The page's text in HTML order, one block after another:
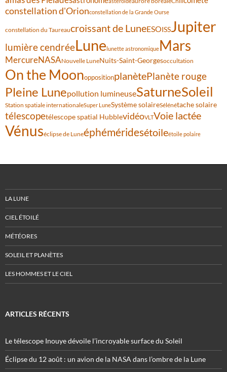
constellation d'Orionconstellation de la Grande Ourse
constellation du Taureaucroissant de LuneESOISSJupiter
lumière cendréeLunelunette astronomiqueMars
MercureNASANouvelle LuneNuits-Saint-Georgesoccultation
On the MoonoppositionplanètePlanète rouge
Pleine Lunepollution lumineuseSaturneSoleil
Station spatiale internationaleSuper LuneSystème solaireSélénétache solaire
télescopetélescope spatial HubblevidéoVLTVoie lactée
Vénuséclipse de Luneéphéméridesétoileétoile polaire
LA LUNE
CIEL ÉTOILÉ
MÉTÉORES
SOLEIL ET PLANÈTES
LES HOMMES ET LE CIEL
ARTICLES RÉCENTS
Le télescope Inouye dévoile l’incroyable surface du Soleil
Éclipse du 12 août : un avion de la NASA dans l’ombre de la Lune